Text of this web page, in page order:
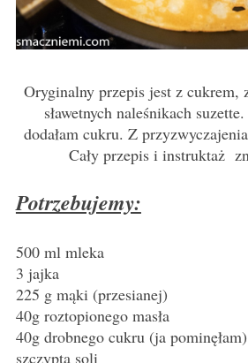
Oryginalny przepis jest z cukrem,
sławetnych naleśnikach
dodałam cukru. Z
Cały przepis i instruktaż
Potrzebujemy:
500 ml mleka
3 jajka
225 g mąki (przesianej)
40g roztopionego masła
40g drobnego cukru (ja pominęłam)
szczypta soli